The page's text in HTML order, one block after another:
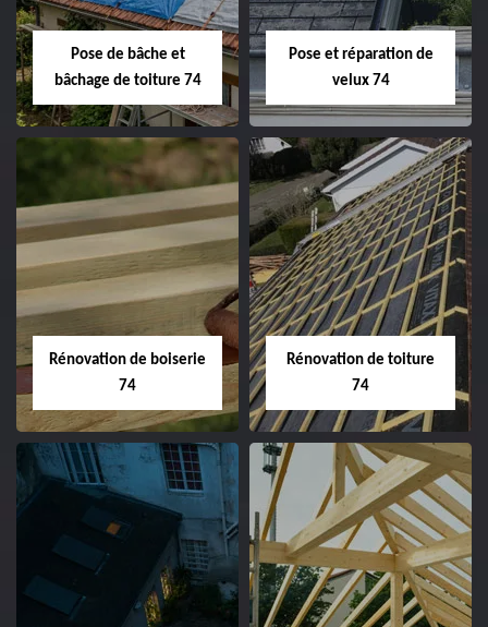
Pose de bâche et
bâchage de toiture 74
Pose et réparation de
velux 74
Rénovation de boiserie
74
Rénovation de toiture
74